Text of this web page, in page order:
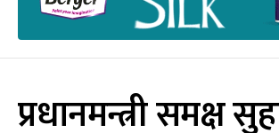
प्रधानमन्त्री समक्ष